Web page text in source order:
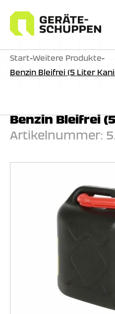
Inhalt
springen
Start-Weitere Produkte-
Benzin Bleifrei (5 Liter
Benzin Bleifrei
Artikelnummer: